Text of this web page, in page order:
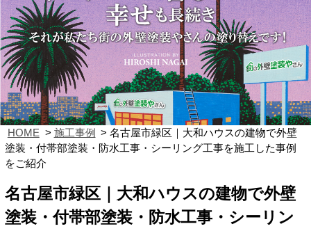
HOME 施工事例
名古屋市緑区｜大和ハウスの建物で外壁
塗装・付帯部塗装・防水工事・シーリング工事を施工した事例
をご紹介
名古屋市緑区｜大和ハウスの建物で外壁
塗装・付帯部塗装・防水工事・シーリン